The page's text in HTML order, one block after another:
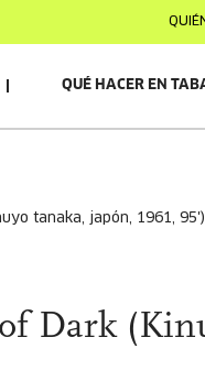
QUÉ HACER EN
tanaka, japón, 1961, 95')
Dark